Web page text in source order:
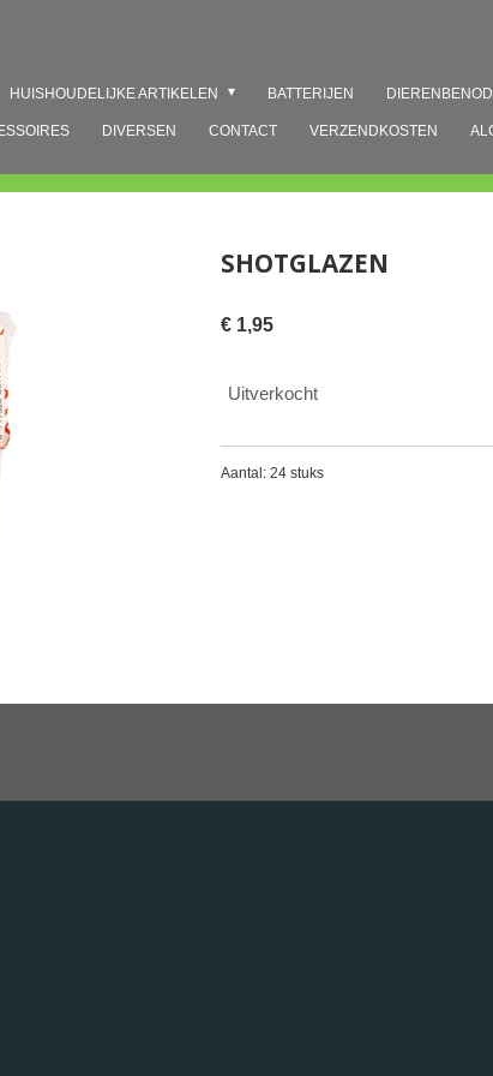
HUISHOUDELIJKE ARTIKELEN BATTERIJEN
DIVERSEN CONTACT VERZENDKOSTEN
SHOTGLAZEN
€ 1,95
Uitverkocht
Aantal: 24 stuks